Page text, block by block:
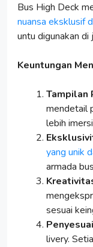
Bus High Deck
nuansa eksklusif
untu digunakan di
Keuntungan
Tampilan
mendetail
lebih
yang unik
armada
sesuai
livery.